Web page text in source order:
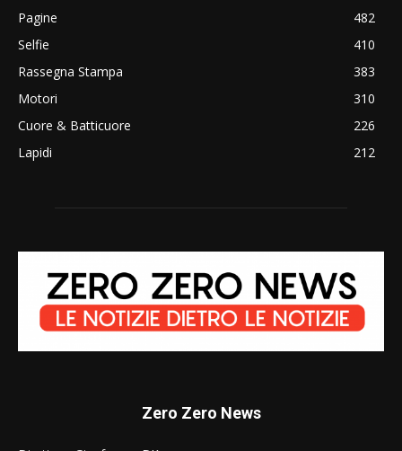
Pagine
482
Selfie
410
Rassegna Stampa
383
Motori
310
Cuore & Batticuore
226
Lapidi
212
Zero Zero News